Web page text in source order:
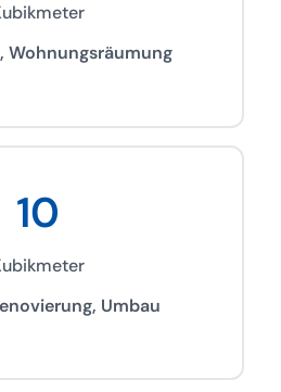
Wohnungsräumung
10
Umbau